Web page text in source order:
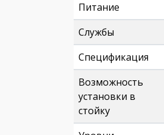
Питание
Службы
Спецификация
Возможность
установки в
стойку